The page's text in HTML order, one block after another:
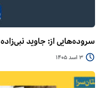
سروده‌هایی از: جاوید نبی‌زاده
3 اسد 1405